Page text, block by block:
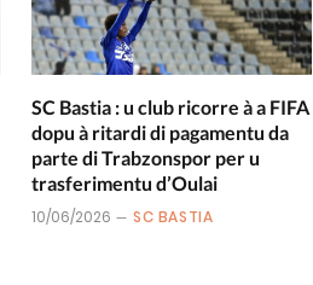
SC Bastia : u club ricorre à a FIFA
dopu à ritardi di pagamentu da
parte di Trabzonspor per u
trasferimentu d’Oulai
10/06/2026 SC BASTIA